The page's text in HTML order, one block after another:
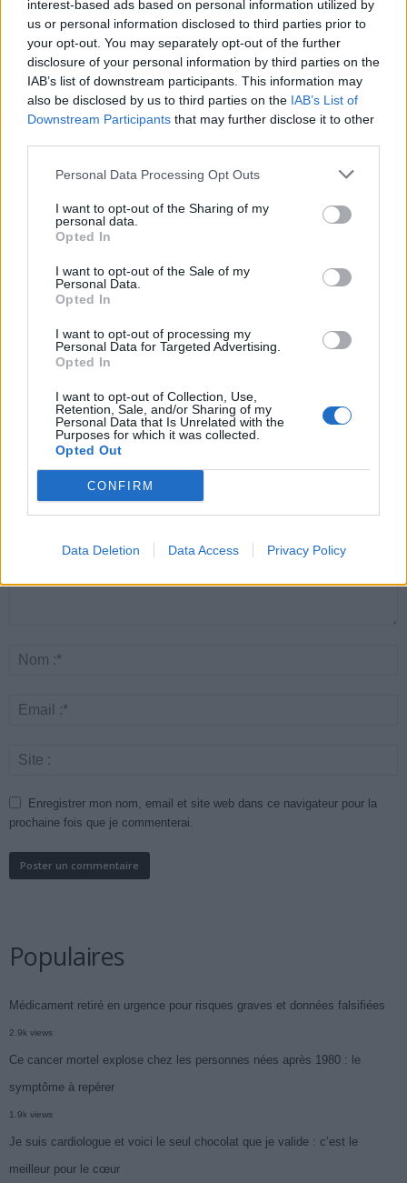
interest-based ads based on personal information utilized by
us or personal information disclosed to third parties prior to
your opt-out. You may separately opt-out of the further
disclosure of your personal information by third parties on the
IAB’s list of downstream participants. This information may
also be disclosed by us to third parties on the IAB’s List of
Downstream Participants that may further disclose it to other
Personal Data Processing Opt Outs
I want to opt-out of the Sharing of my
personal data.
Opted In
I want to opt-out of the Sale of my
Personal Data.
Opted In
I want to opt-out of processing my
Personal Data for Targeted Advertising.
Opted In
I want to opt-out of Collection, Use,
Retention, Sale, and/or Sharing of my
Personal Data that Is Unrelated with the
Purposes for which it was collected.
Opted Out
CONFIRM
Data Deletion Data Access Privacy Policy
surprenante et bénéfique
méconnu
ARTICLES CONNEXES PLUS DE L'AUTEUR
Canicule : les conseils
essentiels des
cardiologues pour
éviter le danger
Éclipse du 12 août :
attention à la pénurie de
Un chewing-gum
révolutionnaire pour
LAISSER UN COMMENTAIRE
Enregistrer mon nom, email et site web dans ce navigateur pour la
prochaine fois que je commenterai.
Populaires
Médicament retiré en urgence pour risques graves et données falsifiées
2.9k views
Ce cancer mortel explose chez les personnes nées après 1980 : le
symptôme à repérer
1.9k views
Je suis cardiologue et voici le seul chocolat que je valide : c’est le
meilleur pour le cœur